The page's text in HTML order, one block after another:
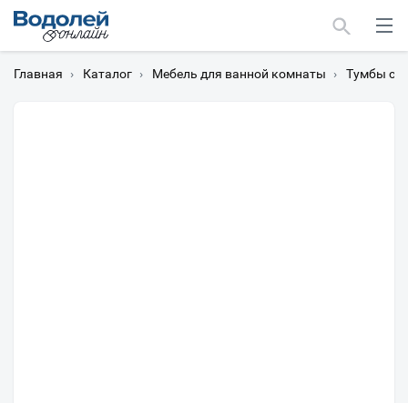
Главная › Каталог › Мебель для ванной комнаты › Тумбы с